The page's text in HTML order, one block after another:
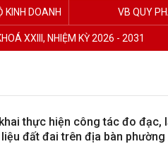
KINH DOANH VB QUY
XXIII, NHIỆM KỲ 2026 - 2031
thực hiện công tác đo đạc,
đất đai trên địa bàn phường